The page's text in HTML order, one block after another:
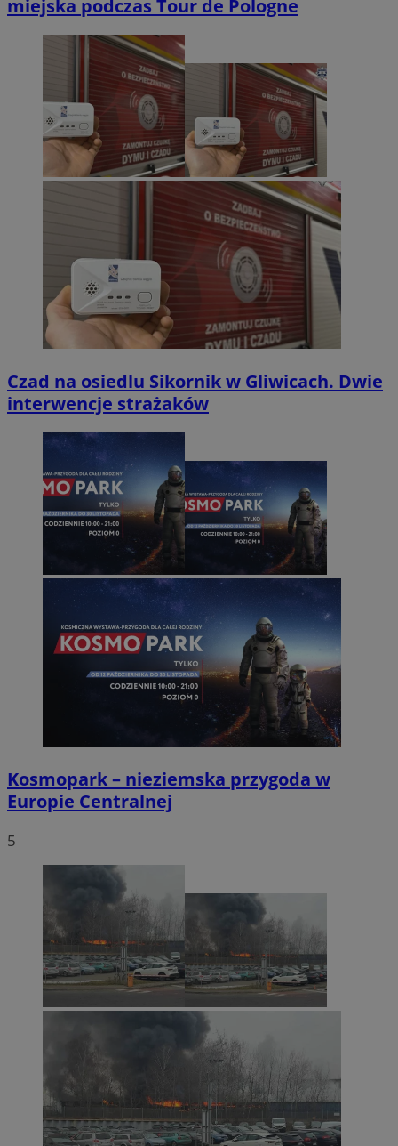
miejska podczas Tour de Pologne
Czad na osiedlu Sikornik w Gliwicach. Dwie
interwencje strażaków
Kosmopark – nieziemska przygoda w
Europie Centralnej
5